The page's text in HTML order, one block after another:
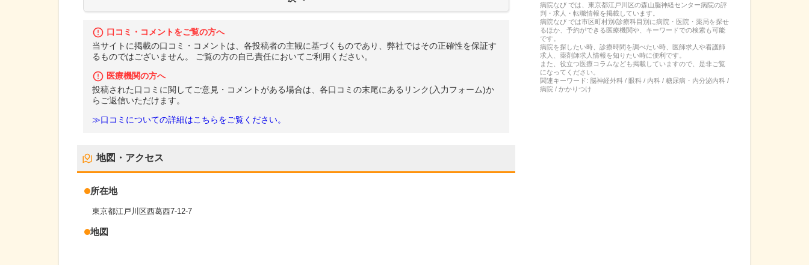
口コミ・コメントをご覧の方へ
当サイトに掲載の口コミ・コメントは、各投稿者の主観に基づくものであり、弊社ではその正確性を保証す
るものではございません。 ご覧の方の自己責任においてご利用ください。
医療機関の方へ
投稿された口コミに関してご意見・コメントがある場合は、各口コミの末尾にあるリンク(入力フォーム)か
らご返信いただけます。
≫口コミについての詳細はこちらをご覧ください。
地図・アクセス
所在地
東京都江戸川区西葛西7-12-7
地図
病院なび では、 東京都江戸川区の森山脳神経センター病院の評
判・求人・転職情報を掲載しています。
病院なび では市区町村別/診療科目別に病院・医院・薬局を探せ
るほか、予約ができる医療機関や、キーワードでの検索も可能
です。
病院を探したい時、診療時間を調べたい時、医師求人や看護師
求人、薬剤師求人情報を知りたい時に便利です。
また、役立つ医療コラムなども掲載していますので、是非ご覧
になってください。
関連キーワード: 脳神経外科 / 眼科 / 内科 / 糖尿病・内分泌内科 /
病院 / かかりつけ